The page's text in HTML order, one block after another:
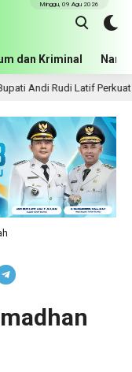
dan Kriminal
Minggu, 09 Agu 2026
Andi Rudi Latif Perkuat